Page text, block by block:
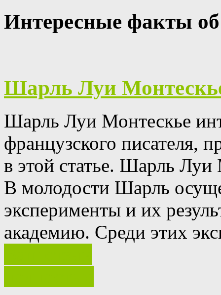
Интересные факты
Шарль Луи
Шарль Луи Монтескье
французского писателя,
в этой статье. Шарль Луи
В молодости Шарль
эксперименты и их
академию. Среди этих